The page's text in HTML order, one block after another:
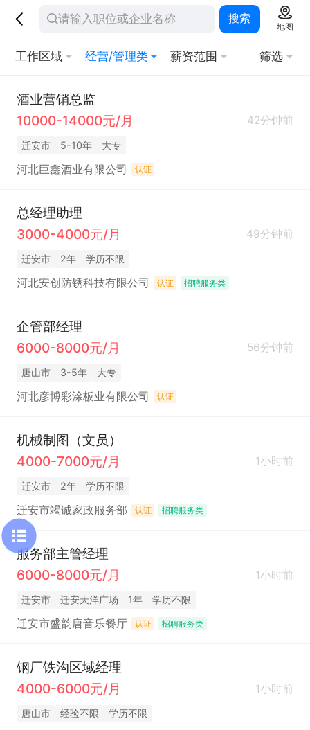
搜索
地图
工作区域 经营/管理类 薪资范围 筛选
酒业营销总监
10000-14000元/月
42分钟前
迁安市 5-10年 大专
河北巨鑫酒业有限公司 认证
总经理助理
3000-4000元/月
49分钟前
迁安市 2年 学历不限
河北安创防锈科技有限公司 认证 招聘服务类
企管部经理
6000-8000元/月
56分钟前
唐山市 3-5年 大专
河北彦博彩涂板业有限公司 认证
机械制图（文员）
4000-7000元/月
1小时前
迁安市 2年 学历不限
迁安市竭诚家政服务部 认证 招聘服务类
服务部主管经理
6000-8000元/月
1小时前
迁安市 迁安天洋广场 1年 学历不限
迁安市盛韵唐音乐餐厅 认证 招聘服务类
钢厂铁沟区域经理
4000-6000元/月
1小时前
唐山市 经验不限 学历不限